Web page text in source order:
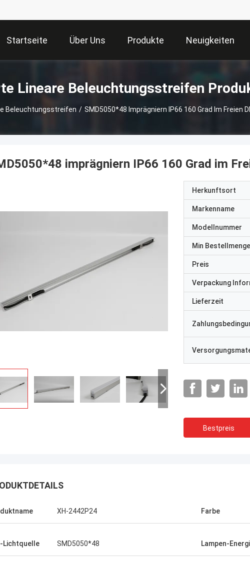
Startseite Über Uns Produkte Neuigkeiten
Lineare Beleuchtungsstreifen
Beleuchtungsstreifen / SMD5050*48 Imprägniern IP66 160 Grad Im Freien
imprägniern IP66 160 Grad im
Herkunftsort
Markenname
Modellnummer
Min Bestellmenge
Preis
Verpackung
Lieferzeit
Bestpreis
XH-2442P24 Farbe
Lichtquelle SMD5050*48 Lampen-